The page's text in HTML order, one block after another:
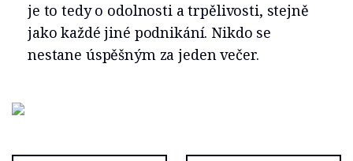
je to tedy o odolnosti a trpělivosti, stejně
jako každé jiné podnikání. Nikdo se
nestane úspěšným za jeden večer.